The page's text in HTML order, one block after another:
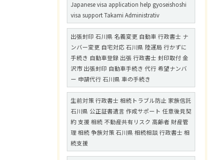
Japanese visa application help gyoseishoshi
visa support Takami Administrativ
出張封印 石川県 名義変更 自動車 行政書士 ナ
ンバー変更 自宅対応 石川県 陸運局 行かずに
手続き 自動車登録 出張 行政書士 封印取付 金
沢市 出張封印 自動車手続き 代行 希望ナンバ
ー 申請代行 石川県 車の手続き
生前対策 行政書士 相続トラブル防止 家族信託
石川県 公正証書遺言 作成サポート 任意後見契
約 支援 相続 不動産共有リスク 高齢者 財産管
理 相続 争族対策 石川県 相続相談 行政書士 相
続支援